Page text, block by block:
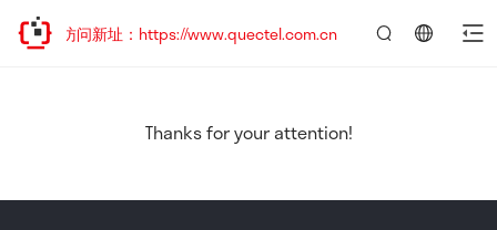
，欢迎访问新址：https://www.quectel.com.cn
Thanks for your attention!